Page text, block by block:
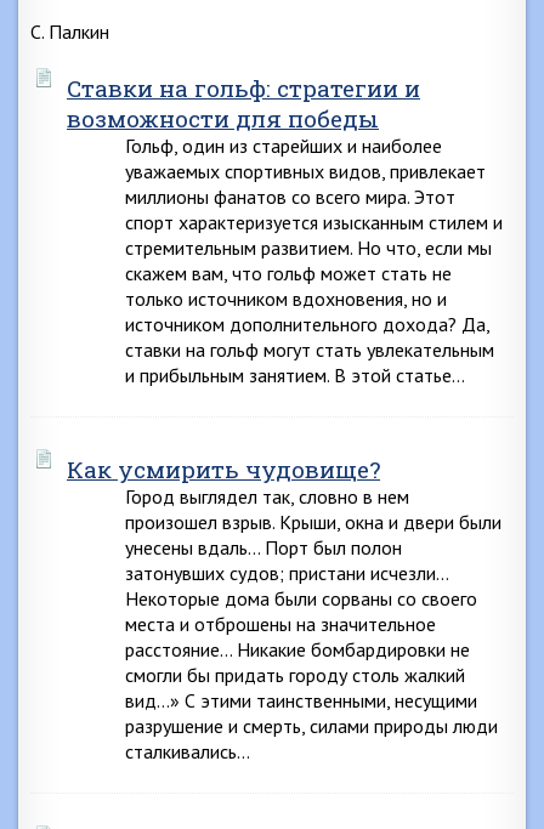
С. Палкин
Ставки на гольф: стратегии и
возможности для победы
Гольф, один из старейших и наиболее
уважаемых спортивных видов, привлекает
миллионы фанатов со всего мира. Этот
спорт характеризуется изысканным стилем и
стремительным развитием. Но что, если мы
скажем вам, что гольф может стать не
только источником вдохновения, но и
источником дополнительного дохода? Да,
ставки на гольф могут стать увлекательным
и прибыльным занятием. В этой статье…
Как усмирить чудовище?
Город выглядел так, словно в нем
произошел взрыв. Крыши, окна и двери были
унесены вдаль… Порт был полон
затонувших судов; пристани исчезли…
Некоторые дома были сорваны со своего
места и отброшены на значительное
расстояние… Никакие бомбардировки не
смогли бы придать городу столь жалкий
вид…» С этими таинственными, несущими
разрушение и смерть, силами природы люди
сталкивались…